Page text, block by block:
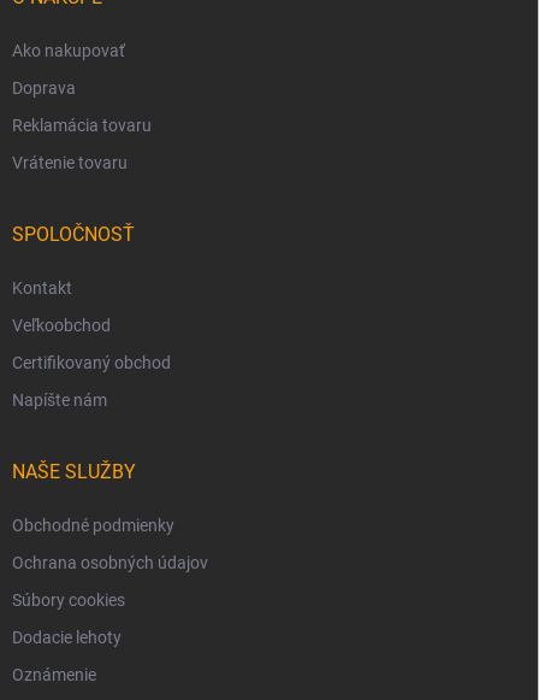
Ako nakupovať
Doprava
Reklamácia tovaru
Vrátenie tovaru
SPOLOČNOSŤ
Kontakt
Veľkoobchod
Certifikovaný obchod
Napíšte nám
NAŠE SLUŽBY
Obchodné podmienky
Ochrana osobných údajov
Súbory cookies
Dodacie lehoty
Oznámenie